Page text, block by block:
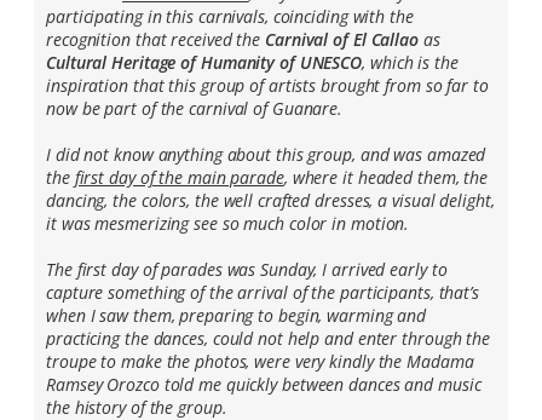
participating in this carnivals, coinciding with the
recognition that received the Carnival of El Callaoas
Cultural Heritage of Humanity of UNESCO, which is the
inspiration that this group of artists brought from so far to
now be part of the carnival of Guanare.
I did not know anything about this group, and was amazed
the first day of the main parade, where it headed them, the
dancing, the colors, the well crafted dresses, a visual delight,
it was mesmerizing see so much color in motion.
The first day of parades was Sunday, I arrived early to
capture something of the arrival of the participants, that’s
when I saw them, preparing to begin, warming and
practicing the dances, could not help and enter through the
troupe to make the photos, were very kindly the Madama
Ramsey Orozco told me quickly between dances and music
the history of the group.